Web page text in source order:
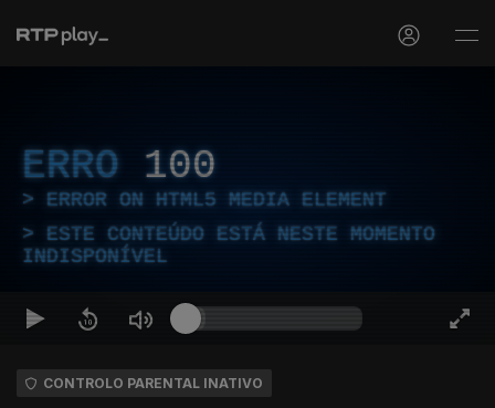
ERRO 100
ERROR ON HTML5 MEDIA ELEMENT
ESTE CONTEÚDO ESTÁ NESTE MOMENTO
INDISPONÍVEL
CONTROLO PARENTAL INATIVO